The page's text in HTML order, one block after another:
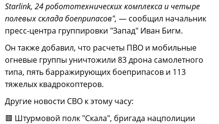
Starlink, 24 робототехнических комплекса и четыре
полевых склада боеприпасов", — сообщил начальник
пресс-центра группировки "Запад" Иван Бигм.
Он также добавил, что расчеты ПВО и мобильные
огневые группы уничтожили 83 дрона самолетного
типа, пять барражирующих боеприпасов и 113
тяжелых квадрокоптеров.
Другие новости СВО к этому часу:
🟥 Штурмовой полк "Скала", бригада нацполиции